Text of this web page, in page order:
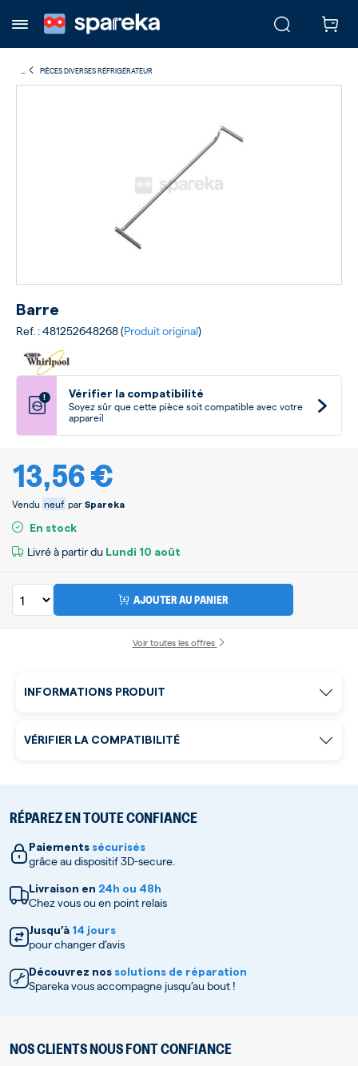
PIÈCES DIVERSES RÉFRIGÉRATEUR
Barre
Ref. : 481252648268 (Produit original)
! Vérifier la compatibilité
Soyez sûr que cette pièce soit compatible avec votre
appareil
13,56 €
Vendu neuf par Spareka
En stock
Livré à partir du Lundi 10 août
AJOUTER AU PANIER
Voir toutes les offres
INFORMATIONS PRODUIT
RÉPAREZ EN TOUTE CONFIANCE
Paiements sécurisés
grâce au dispositif 3D-secure.
Livraison en 24h ou 48h
Chez vous ou en point relais
Jusqu’à 14 jours
pour changer d’avis
Découvrez nos solutions de réparation
Spareka vous accompagne jusqu’au bout !
NOS CLIENTS NOUS FONT CONFIANCE
VÉRIFIER LA COMPATIBILITÉ